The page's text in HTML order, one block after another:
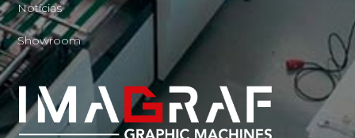
Notícias
Showroom